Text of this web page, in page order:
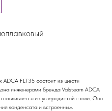
ADCA FLT35 состоит из шести
инженерами бренда Valsteam ADCA
из углеродистой стали. Оно
конденсата и встроенным